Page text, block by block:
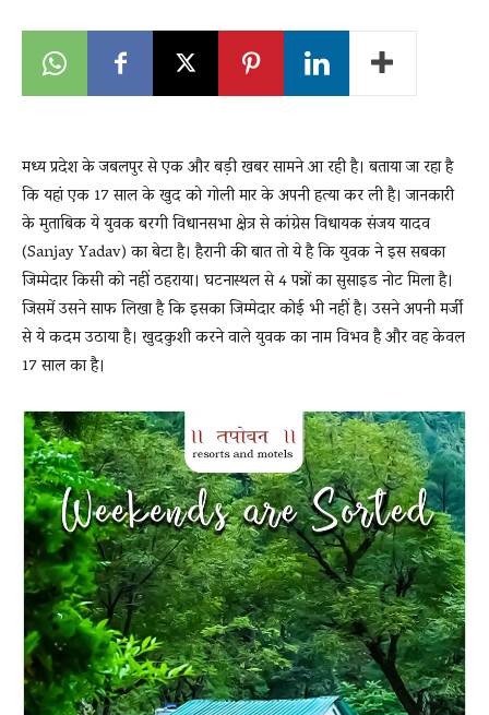
Breaking
News
LIVE
मध्य प्रदेश के जबलपुर से एक और बड़ी खबर सामने आ रही है। बताया जा रहा है
कि यहां एक 17 साल के खुद को गोली मार के अपनी हत्या कर ली है। जानकारी
के मुताबिक ये युवक बरगी विधानसभा क्षेत्र से कांग्रेस विधायक संजय यादव
(Sanjay Yadav) का बेटा है। हैरानी की बात तो ये है कि युवक ने इस सबका
जिम्मेदार किसी को नहीं ठहराया। घटनास्थल से 4 पन्नों का सुसाइड नोट मिला है।
जिसमें उसने साफ लिखा है कि इसका जिम्मेदार कोई भी नहीं है। उसने अपनी मर्जी
से ये कदम उठाया है। खुदकुशी करने वाले युवक का नाम विभव है और वह केवल
17 साल का है।